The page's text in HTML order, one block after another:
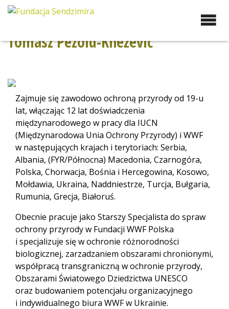
Przejdź
zakresu zrównoważonego
błękitno-zielonej
infrastruktury i adaptacja
miast do zmian klimatu
Tomasz Pezold-Knežević
Zajmuje się zawodowo ochroną przyrody od 19-u
lat, włączając 12 lat doświadczenia
międzynarodowego w pracy dla IUCN
(Międzynarodowa Unia Ochrony Przyrody) i WWF
w następujących krajach i terytoriach: Serbia,
Albania, (FYR/Północna) Macedonia, Czarnogóra,
Polska, Chorwacja, Bośnia i Hercegowina, Kosowo,
Mołdawia, Ukraina, Naddniestrze, Turcja, Bułgaria,
Rumunia, Grecja, Białoruś.
Obecnie pracuje jako Starszy Specjalista do spraw
ochrony przyrody w Fundacji WWF Polska
i specjalizuje się w ochronie różnorodności
biologicznej, zarzadzaniem obszarami chronionymi,
współpracą transgraniczną w ochronie przyrody,
Obszarami Światowego Dziedzictwa UNESCO
oraz budowaniem potencjału organizacyjnego
i indywidualnego biura WWF w Ukrainie.